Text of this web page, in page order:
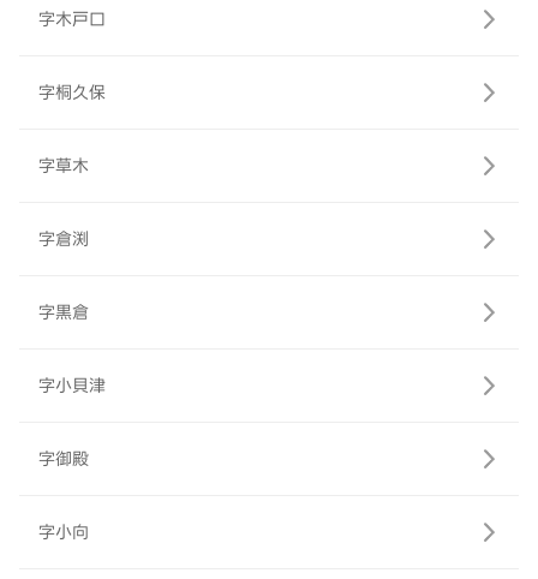
字木戸口
字桐久保
字草木
字倉渕
字黒倉
字小貝津
字御殿
字小向